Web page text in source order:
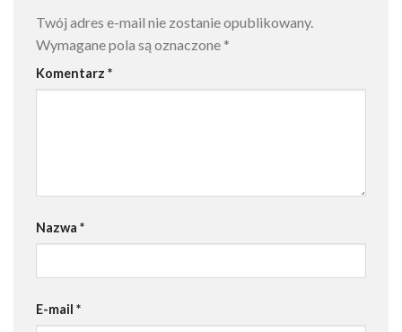
Twój adres e-mail nie zostanie opublikowany.
Wymagane pola są oznaczone *
Komentarz *
Nazwa *
E-mail *